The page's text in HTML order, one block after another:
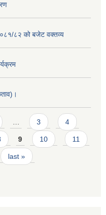
८२ को बजेट वक्तव्य
3 4
9 10 11
last »